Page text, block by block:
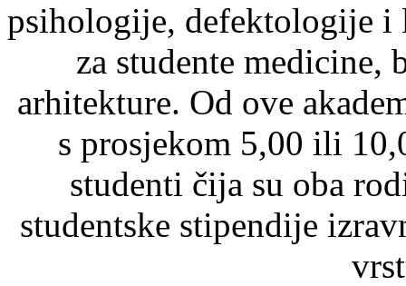
psihologije, defektologije i
za studente
arhitekture. Od ove
s prosjekom 5,00 ili
studenti čija su oba
studentske stipendije